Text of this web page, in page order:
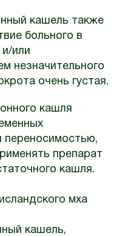
кашель также
больного в
или
незначительного
очень густая.
кашля
переносимостью,
препарат
кашля.
мха
кашель,